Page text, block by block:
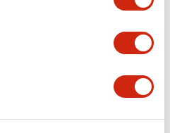
Tout développer+
(coil rating)